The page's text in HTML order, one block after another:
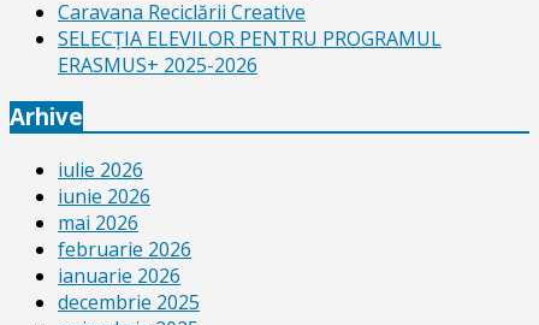
Caravana Reciclării Creative
SELECŢIA ELEVILOR PENTRU PROGRAMUL
ERASMUS+ 2025-2026
Arhive
iulie 2026
iunie 2026
mai 2026
februarie 2026
ianuarie 2026
decembrie 2025